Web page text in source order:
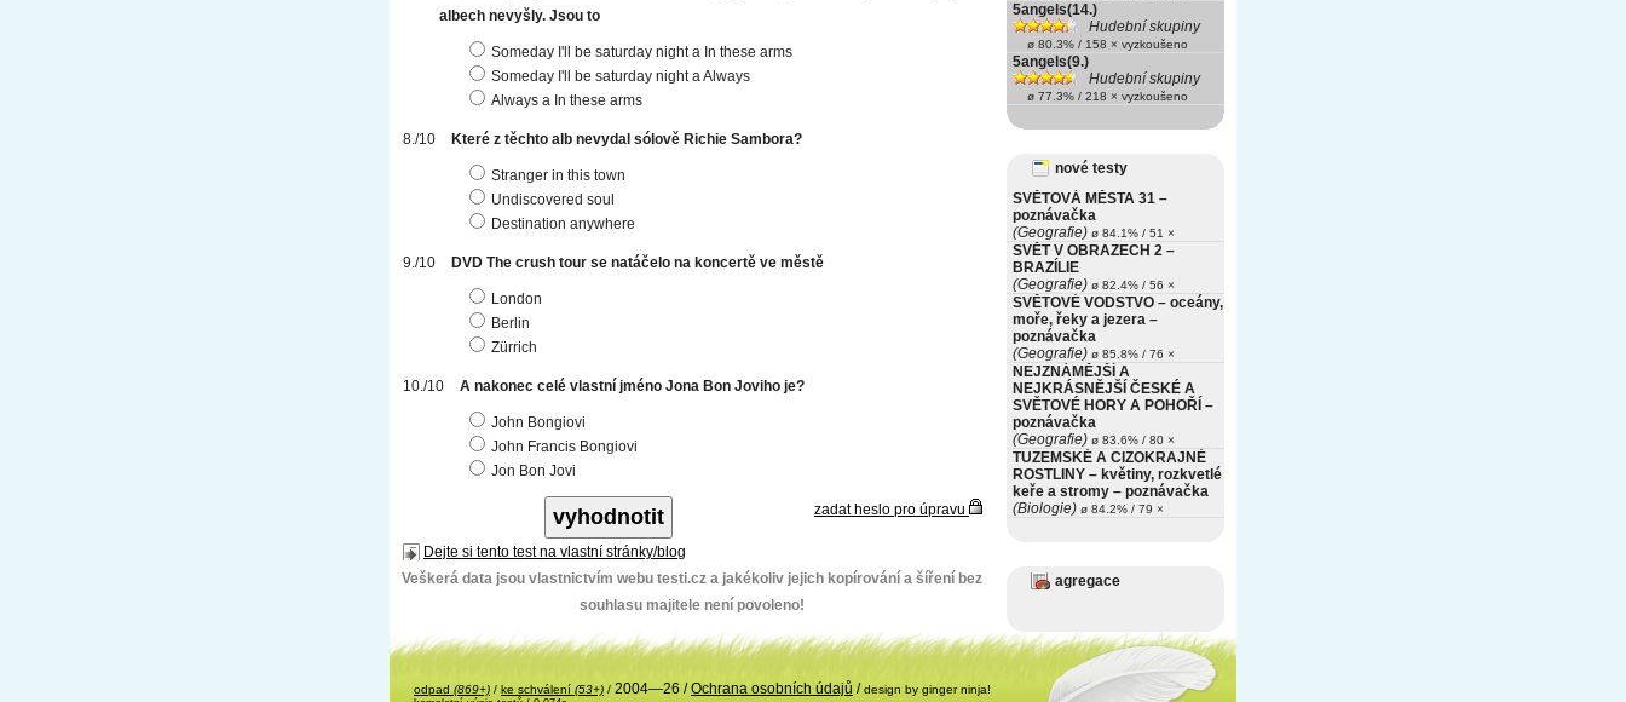
albech nevyšly. Jsou to
Someday I'll be saturday night a In these arms
Someday I'll be saturday night a Always
Always a In these arms
Které z těchto alb nevydal sólově Richie Sambora?
Stranger in this town
Undiscovered soul
Destination anywhere
DVD The crush tour se natáčelo na koncertě ve městě
London
Berlin
Zürrich
A nakonec celé vlastní jméno Jona Bon Joviho je?
John Bongiovi
John Francis Bongiovi
Jon Bon Jovi
zadat heslo pro úpravu
Dejte si tento test na vlastní stránky/blog
Veškerá data jsou vlastnictvím webu testi.cz a jakékoliv jejich kopírování a šíření bez
souhlasu majitele není povoleno!
5angels(14.)
Hudební skupiny
ø 80.3% / 158 × vyzkoušeno
5angels(9.)
Hudební skupiny
ø 77.3% / 218 × vyzkoušeno
nové testy
SVĚTOVÁ MĚSTA 31 –
poznávačka
(Geografie) ø 84.1% / 51 ×
SVĚT V OBRAZECH 2 –
BRAZÍLIE
(Geografie) ø 82.4% / 56 ×
SVĚTOVÉ VODSTVO – oceány,
moře, řeky a jezera –
poznávačka
(Geografie) ø 85.8% / 76 ×
NEJZNÁMĚJŠÍ A
NEJKRÁSNĚJŠÍ ČESKÉ A
SVĚTOVÉ HORY A POHOŘÍ –
poznávačka
(Geografie) ø 83.6% / 80 ×
TUZEMSKÉ A CIZOKRAJNÉ
ROSTLINY – květiny, rozkvetlé
keře a stromy – poznávačka
(Biologie) ø 84.2% / 79 ×
agregace
odpad (869+) / ke schválení (53+) / 2004—26 /Ochrana osobních údajů /design by ginger ninja!